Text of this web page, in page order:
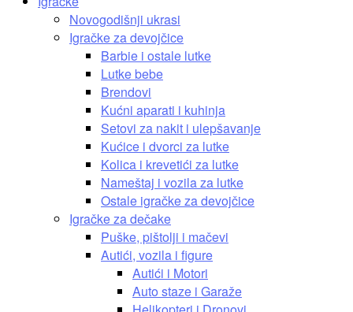
Novogodišnji ukrasi
Igračke za devojčice
Barbie i ostale lutke
Lutke bebe
Brendovi
Kućni aparati i kuhinja
Setovi za nakit i ulepšavanje
Kućice i dvorci za lutke
Kolica i krevetići za lutke
Nameštaj i vozila za lutke
Ostale igračke za devojčice
Igračke za dečake
Puške, pištolji i mačevi
Autići, vozila i figure
Autići i Motori
Auto staze i Garaže